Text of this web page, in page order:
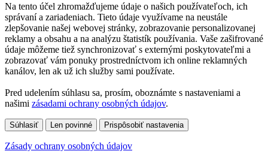
Na tento účel zhromažďujeme údaje o našich používateľoch, ich
správaní a zariadeniach. Tieto údaje využívame na neustále
zlepšovanie našej webovej stránky, zobrazovanie personalizovanej
reklamy a obsahu a na analýzu štatistík používania. Vaše zašifrované
údaje môžeme tiež synchronizovať s externými poskytovateľmi a
zobrazovať vám ponuky prostredníctvom ich online reklamných
kanálov, len ak už ich služby sami používate.
Pred udelením súhlasu sa, prosím, oboznámte s nastaveniami a
našimi zásadami ochrany osobných údajov.
Súhlasiť Len povinné Prispôsobiť nastavenia
Zásady ochrany osobných údajov